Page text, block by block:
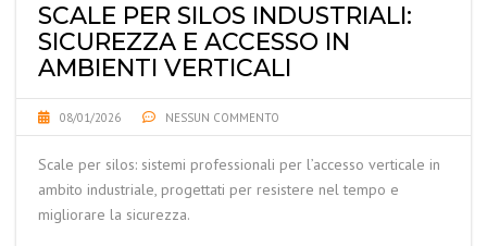
SCALE PER SILOS INDUSTRIALI:
SICUREZZA E ACCESSO IN
AMBIENTI VERTICALI
08/01/2026 NESSUN COMMENTO
Scale per silos: sistemi professionali per l’accesso verticale in
ambito industriale, progettati per resistere nel tempo e
migliorare la sicurezza.